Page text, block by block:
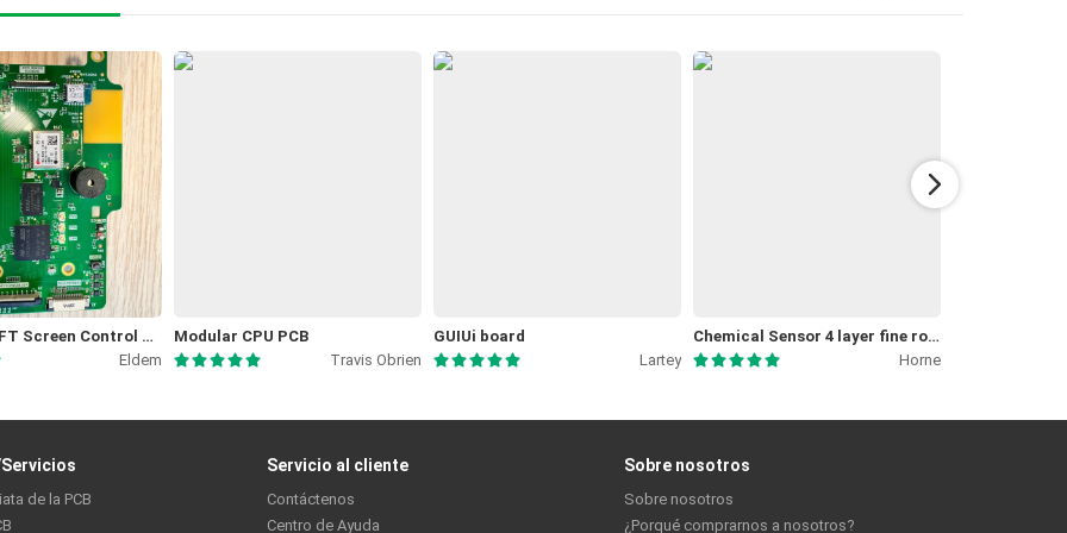
Camera&TFT Screen Control Board
Eldem
Modular CPU PCB
Travis Obrien
GUIUi board
Lartey
Chemical Sensor 4 layer fine routing 0.8mm
Horne
de la PCB
Servicio al cliente
Contáctenos
Centro de Ayuda
Sobre nosotros
Sobre nosotros
¿Porqué comprarnos a nosotros?